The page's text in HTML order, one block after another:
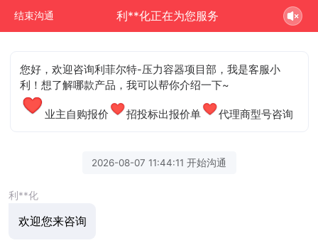
结束沟通 利**化正在为您服务
您好，欢迎咨询利菲尔特-压力容器项目部，我是客服小
利！想了解哪款产品，我可以帮你介绍一下~
业主自购报价 招投标出报价单 代理商型号咨询
2026-08-07 11:44:11 开始沟通
利**化
欢迎您来咨询